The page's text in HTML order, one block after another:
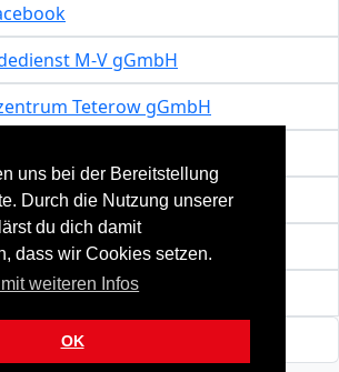
uns bei der Bereitstellung
Durch die Nutzung unserer
du dich damit
dass wir Cookies setzen.
weiteren Infos
OK
M-V gGmbH
Teterow gGmbH